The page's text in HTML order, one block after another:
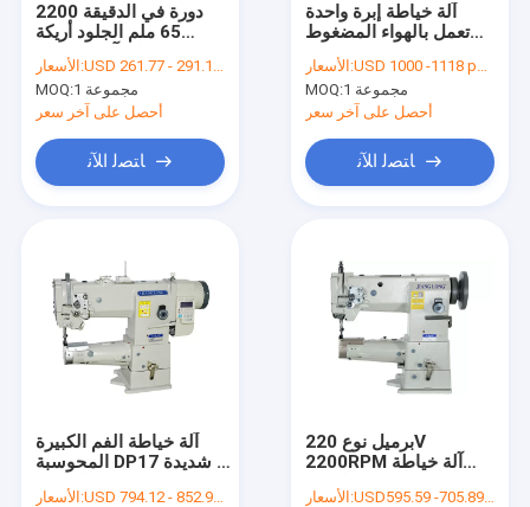
ماكينة خياطة سرير مسطح
ماكينة خياطة إبرة واحدة
آلة الخياطة المحوسبة
آلة الخياطة سرير اسطوانة
ماكينة خياطة الجلود
آلة الخياطة الثقيلة
آلة الخياطة إبرة مزدوجة
آلة خياطة تغذية الإبرة
2200 دورة في الدقيقة
65 ملم الجلود أريكة
اسطوانة آلة الخياطة
الأسعار:USD 261.77 - 291.18 per set
MOQ:
1 مجموعة
أحصل على آخر سعر
ﺎﺘﺼﻟ ﺍﻶﻧ
آلة خياطة إبرة واحدة
تعمل بالهواء المضغوط
الأسعار:USD 1000 -1118 per set
MOQ:
1 مجموعة
أحصل على آخر سعر
ﺎﺘﺼﻟ ﺍﻶﻧ
آلة خياطة الفم الكبيرة
المحوسبة DP17 شديدة
الأسعار:USD 794.12 - 852.95 per set
برميل نوع 220V
2200RPM آلة خياطة
الأسعار:USD595.59 -705.89 per set